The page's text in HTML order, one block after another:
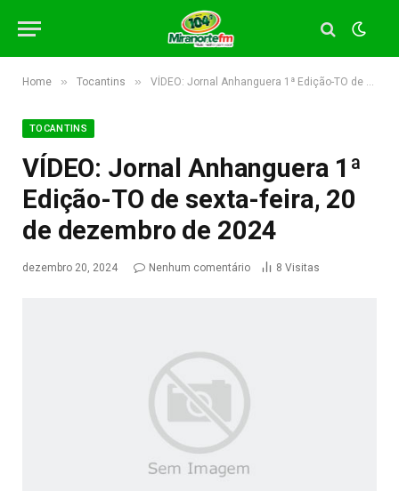
Home » Tocantins » VÍDEO: Jornal Anhanguera 1ª Edição-TO de sexta-feira, 20 de dezembro de 2024
TOCANTINS
VÍDEO: Jornal Anhanguera 1ª
Edição-TO de sexta-feira, 20
de dezembro de 2024
dezembro 20, 2024 Nenhum comentário 8 Visitas